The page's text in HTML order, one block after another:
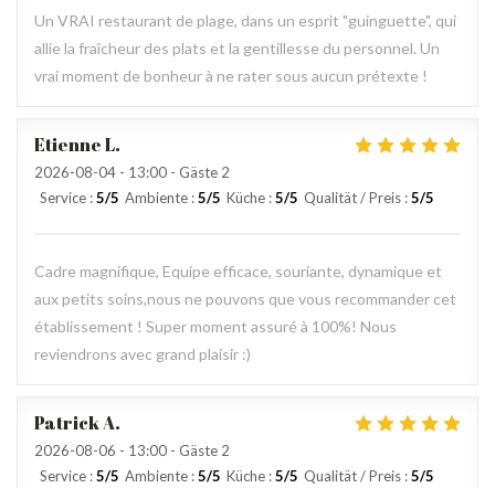
Un VRAI restaurant de plage, dans un esprit "guinguette", qui
allie la fraîcheur des plats et la gentillesse du personnel. Un
vrai moment de bonheur à ne rater sous aucun prétexte !
EtienneL
2026-08-04 - 13:00 - Gäste 2
Service :5/5 Ambiente :5/5 Küche :5/5 Qualität / Preis :5/5
Cadre magnifique, Equipe efficace, souriante, dynamique et
aux petits soins,nous ne pouvons que vous recommander cet
établissement ! Super moment assuré à 100%! Nous
reviendrons avec grand plaisir :)
PatrickA
2026-08-06 - 13:00 - Gäste 2
Service :5/5 Ambiente :5/5 Küche :5/5 Qualität / Preis :5/5